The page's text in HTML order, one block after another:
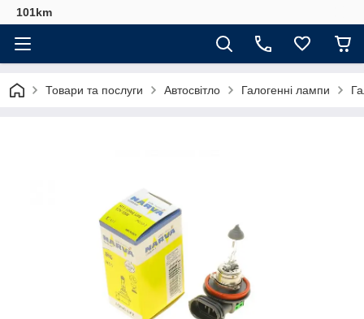
101km
Товари та послуги Автосвітло Галогенні лампи